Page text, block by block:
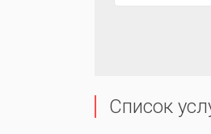
Список